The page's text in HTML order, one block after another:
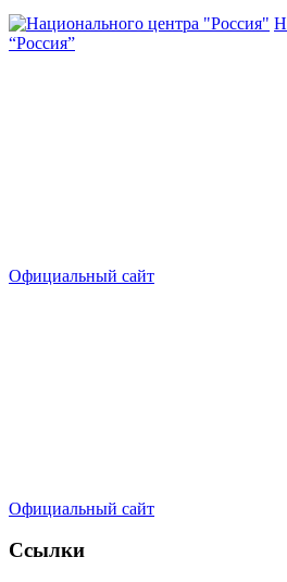
“Россия”
Официальный сайт
Официальный сайт
Ссылки